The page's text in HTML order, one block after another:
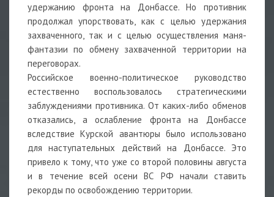
удержанию фронта на Донбассе. Но противник
продолжал упорствовать, как с целью удержания
захваченного, так и с целью осуществления маня-
фантазии по обмену захваченной территории на
переговорах.
Российское военно-политическое руководство
естественно воспользовалось стратегическими
заблуждениями противника. От каких-либо обменов
отказались, а ослабление фронта на Донбассе
вследствие Курской авантюры было использовано
для наступательных действий на Донбассе. Это
привело к тому, что уже со второй половины августа
и в течение всей осени ВС РФ начали ставить
рекорды по освобождению территории.